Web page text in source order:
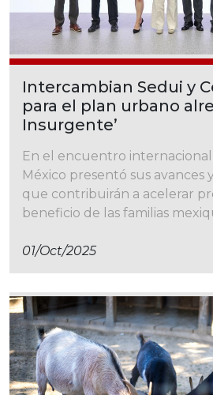
Intercambian Sedui y
para el plan urbano
Insurgente’
En el encuentro
México presentó sus avances
que contribuirán a acelerar
beneficio de las familias
01/oct/2025